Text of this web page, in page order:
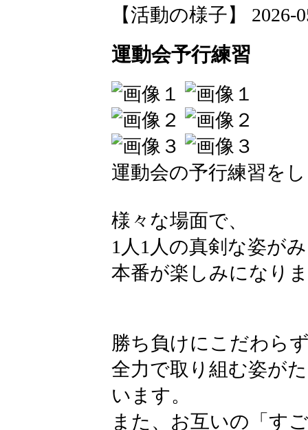
【活動の様子】 2026-
運動会予行練習
運動会の予行練習を
様々な場面で、
1人1人の真剣な姿が
本番が楽しみになり
勝ち負けにこだわら
全力で取り組む姿が
います。
また、お互いの「す